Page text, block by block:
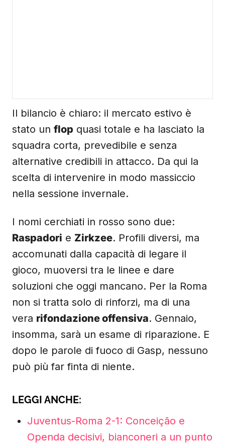
Il bilancio è chiaro: il mercato estivo è
stato un flop quasi totale e ha lasciato la
squadra corta, prevedibile e senza
alternative credibili in attacco. Da qui la
scelta di intervenire in modo massiccio
nella sessione invernale.
I nomi cerchiati in rosso sono due:
Raspadori e Zirkzee. Profili diversi, ma
accomunati dalla capacità di legare il
gioco, muoversi tra le linee e dare
soluzioni che oggi mancano. Per la Roma
non si tratta solo di rinforzi, ma di una
vera rifondazione offensiva. Gennaio,
insomma, sarà un esame di riparazione. E
dopo le parole di fuoco di Gasp, nessuno
può più far finta di niente.
LEGGI ANCHE:
Juventus-Roma 2-1: Conceição e
Openda decisivi, bianconeri a un punto